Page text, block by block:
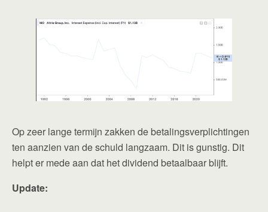
Op zeer lange termijn zakken de betalingsverplichtingen
ten aanzien van de schuld langzaam. Dit is gunstig. Dit
helpt er mede aan dat het dividend betaalbaar blijft.
Update: